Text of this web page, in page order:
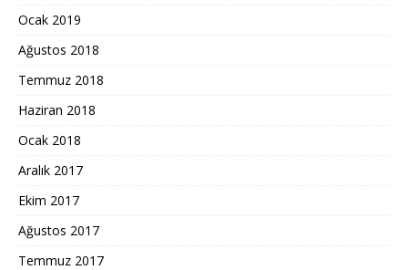
Ocak 2019
Ağustos 2018
Temmuz 2018
Haziran 2018
Ocak 2018
Aralık 2017
Ekim 2017
Ağustos 2017
Temmuz 2017